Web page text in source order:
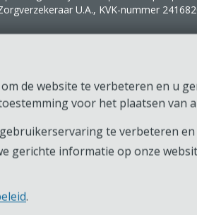
de website te verbeteren en u
voor het plaatsen van
te verbeteren
gerichte informatie op onze
.
U.A., KVK-nummer